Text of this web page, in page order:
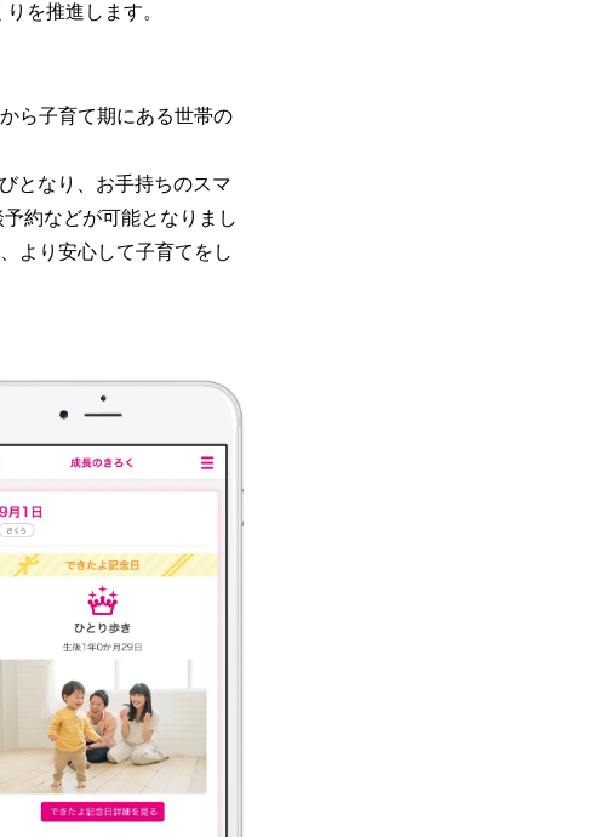
を推進します。
ら子育て期にある世帯の
となり、お手持ちのスマ
約などが可能となりまし
より安心して子育てをし